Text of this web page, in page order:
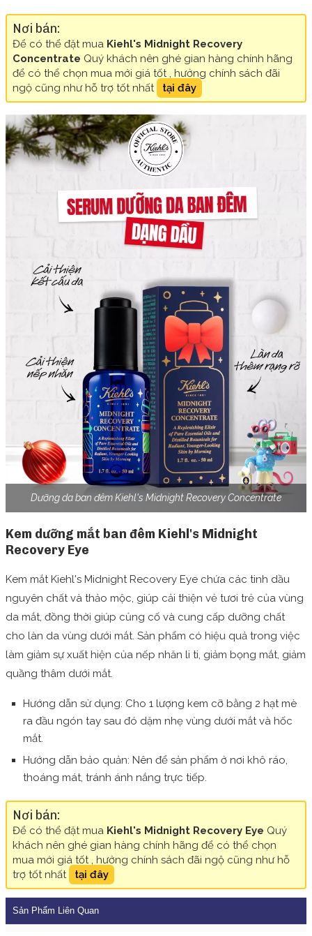
Nơi bán:
Để có thể đặt mua Kiehl's Midnight Recovery
Concentrate Quý khách nên ghé gian hàng chính hãng
để có thể chọn mua mới giá tốt , hưởng chính sách đãi
ngộ cũng như hỗ trợ tốt nhất
tại đây
Dưỡng da ban đêm Kiehl's Midnight Recovery Concentrate
Kem dưỡng mắt ban đêm Kiehl's Midnight
Recovery Eye
Kem mắt Kiehl's Midnight Recovery Eye chứa các tinh dầu
nguyên chất và thảo mộc, giúp cải thiện vẻ tươi trẻ của vùng
da mắt, đồng thời giúp củng cố và cung cấp dưỡng chất
cho làn da vùng dưới mắt. Sản phẩm có hiệu quả trong việc
làm giảm sự xuất hiện của nếp nhăn li ti, giảm bọng mắt, giảm
quầng thâm dưới mắt.
Hướng dẫn sử dụng: Cho 1 lượng kem cỡ bằng 2 hạt mè
ra đầu ngón tay sau đó dặm nhẹ vùng dưới mắt và hốc
mắt.
Hướng dẫn bảo quản: Nên để sản phẩm ở nơi khô ráo,
thoáng mát, tránh ánh nắng trực tiếp.
Nơi bán:
Để có thể đặt mua Kiehl's Midnight Recovery Eye Quý
khách nên ghé gian hàng chính hãng để có thể chọn
mua mới giá tốt , hưởng chính sách đãi ngộ cũng như hỗ
trợ tốt nhất
tại đây
Sản Phẩm Liên Quan